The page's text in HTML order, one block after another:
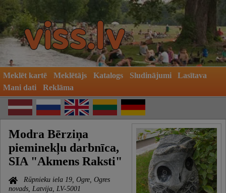
Meklēt kartē Meklētājs Katalogs Sludinājumi
Lasītava
Mani dati
Reklāma
Modra Bērziņa
pieminekļu darbnīca,
SIA "Akmens Raksti"
Rūpnieku iela 19, Ogre, Ogres
novads, Latvija, LV-5001